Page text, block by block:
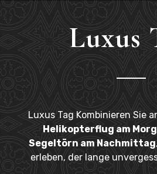
Luxus
Luxus Tag Kombinieren Sie
Helikopterflug am
Segeltörn am Nachmittag
erleben, der lange